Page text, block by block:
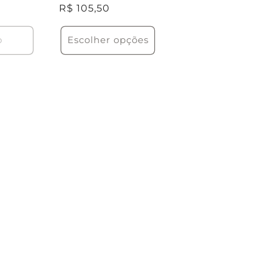
Preço
R$ 105,50
Escolher opções